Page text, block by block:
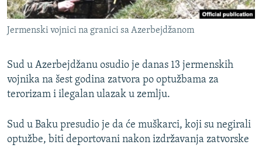
VIŠE OD NASLOVA
GENOCID U SREBRENICI
POPLAVE I KLIZIŠTA U BIH 2024.
TV LIBERTY
POST SCRIPTUM
MOJA EVROPA
TRI DECENIJE OD RATA U BIH
PRATITE NAS
Sve RFE/RL stranice
Jermenski vojnici na granici sa Azerbejdžanom
Sud u Azerbejdžanu osudio je danas 13 jermenskih
vojnika na šest godina zatvora po optužbama za
terorizam i ilegalan ulazak u zemlju.
Sud u Baku presudio je da će muškarci, koji su negirali
optužbe, biti deportovani nakon izdržavanja zatvorske